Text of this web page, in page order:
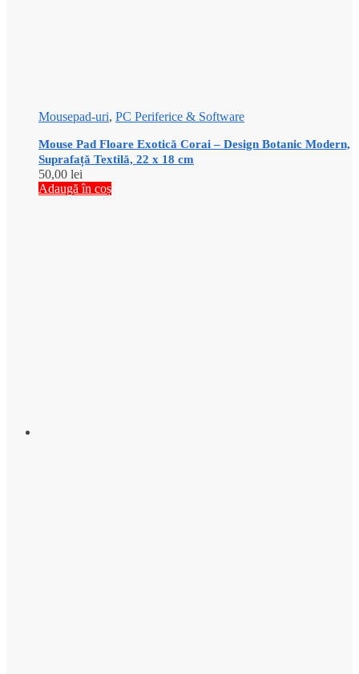
Mousepad-uri, PC Periferice & Software
Mouse Pad Floare Exotică Corai – Design Botanic Modern,
Suprafață Textilă, 22 x 18 cm
50,00 lei
Adaugă în coș